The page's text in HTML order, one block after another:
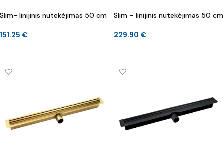
Slim- linijinis nutekėjimas 50 cm
151.25 €
Slim – linijinis nutekėjimas 50 cm
229.90 €